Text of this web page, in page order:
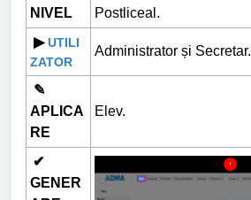
NIVEL
Postliceal.
▶ UTILI
ZATOR
Administrator și Secretar.
✎
APLICA
RE
Elev.
✔
GENER